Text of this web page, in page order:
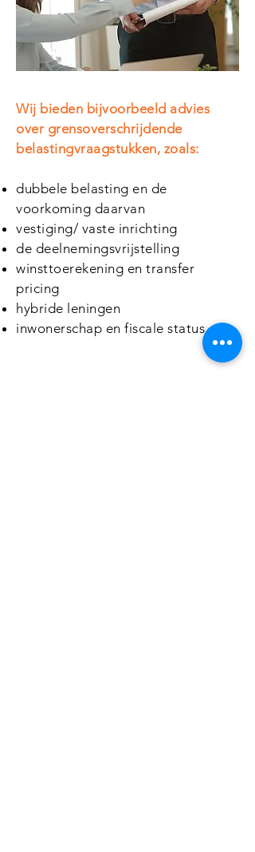
Wij bieden bijvoorbeeld advies
over grensoverschrijdende
belastingvraagstukken, zoals:​
dubbele belasting en de
voorkoming daarvan
vestiging/ vaste inrichting
de deelnemingsvrijstelling
winsttoerekening en transfer
pricing
hybride leningen
inwonerschap en fiscale status